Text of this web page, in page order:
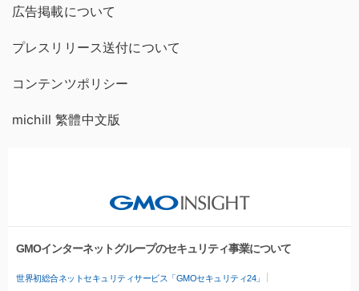
広告掲載について
プレスリリース送付について
コンテンツポリシー
michill 繁體中文版
GMOインターネットグループのセキュリティ事業について
世界初総合ネットセキュリティサービス「GMOセキュリティ24」